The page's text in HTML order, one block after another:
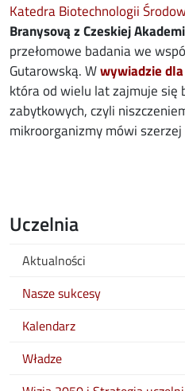
Katedra Biotechnologii
Branysovą z Czeskiej
przełomowe badania we
Gutarowską. Wwywiadzie dla
która od wielu lat zajmuje
zabytkowych, czyli
mikroorganizmy mówi szerzej
Uczelnia
Aktualności
Nasze sukcesy
Kalendarz
Władze